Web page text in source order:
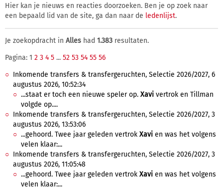
Hier kan je nieuws en reacties doorzoeken. Ben je op zoek naar
een bepaald lid van de site, ga dan naar de ledenlijst.
Je zoekopdracht in Alles had 1.383 resultaten.
Pagina: 1 2 3 4 5 ... 52 53 54 55 56
Inkomende transfers & transfergeruchten, Selectie 2026/2027, 6
augustus 2026, 10:52:34
...staat er toch een nieuwe speler op. Xavi vertrok en Tillman
volgde op....
Inkomende transfers & transfergeruchten, Selectie 2026/2027, 3
augustus 2026, 13:53:06
...gehoord. Twee jaar geleden vertrok Xavi en was het volgens
velen klaar:...
Inkomende transfers & transfergeruchten, Selectie 2026/2027, 3
augustus 2026, 11:05:48
...gehoord. Twee jaar geleden vertrok Xavi en was het volgens
velen klaar:...